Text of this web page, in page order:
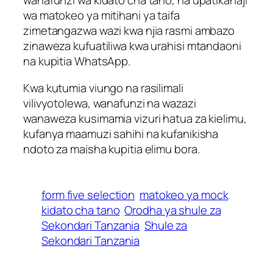
wa matokeo ya mitihani ya taifa
zimetangazwa wazi kwa njia rasmi ambazo
zinaweza kufuatiliwa kwa urahisi mtandaoni
na kupitia WhatsApp.
Kwa kutumia viungo na rasilimali
vilivyotolewa, wanafunzi na wazazi
wanaweza kusimamia vizuri hatua za kielimu,
kufanya maamuzi sahihi na kufanikisha
ndoto za maisha kupitia elimu bora.
form five selection matokeo ya mock
kidato cha tano Orodha ya shule za
Sekondari Tanzania Shule za
Sekondari Tanzania